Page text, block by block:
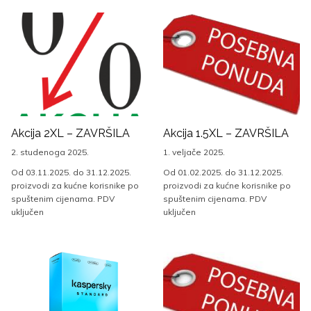
Akcija 2XL – ZAVRŠILA
2. studenoga 2025.
Od 03.11.2025. do 31.12.2025.
proizvodi za kućne korisnike po
spuštenim cijenama. PDV
uključen
Akcija 1.5XL – ZAVRŠILA
1. veljače 2025.
Od 01.02.2025. do 31.12.2025.
proizvodi za kućne korisnike po
spuštenim cijenama. PDV
uključen